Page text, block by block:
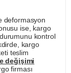
deformasyon
ise, kargo
kontrol
kargo
teslim
değişimi
firması